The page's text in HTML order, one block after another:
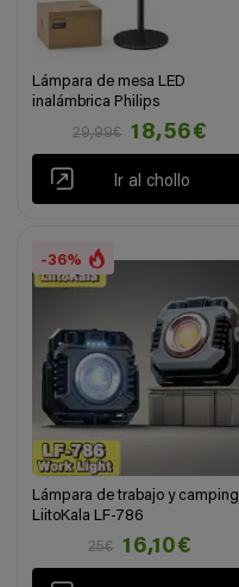
Lámpara de mesa LED
inalámbrica Philips
29,99€
18,56€
Ir al chollo
-36%
Lámpara de trabajo y camping
LiitoKala LF-786
25€
16,10€